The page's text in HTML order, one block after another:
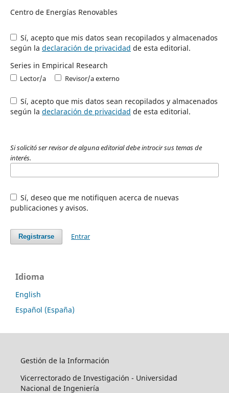
Centro de Energías Renovables
Sí, acepto que mis datos sean recopilados y almacenados
según la declaración de privacidad de esta editorial.
Series in Empirical Research
Lector/a Revisor/a externo
Sí, acepto que mis datos sean recopilados y almacenados
según la declaración de privacidad de esta editorial.
Si solicitó ser revisor de alguna editorial debe introcir sus temas de
interés.
Sí, deseo que me notifiquen acerca de nuevas
publicaciones y avisos.
Registrarse Entrar
Idioma
English
Español (España)
Gestión de la Información
Vicerrectorado de Investigación - Universidad
Nacional de Ingeniería